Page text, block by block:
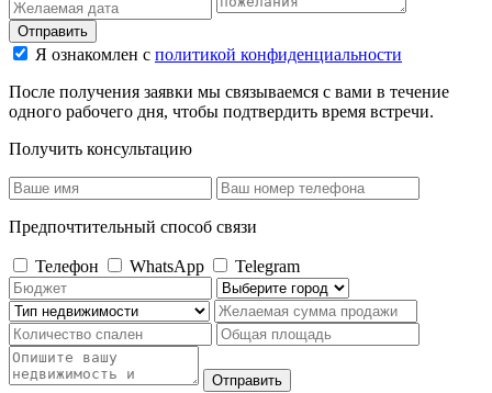
Отправить
Я ознакомлен с политикой конфиденциальности
После получения заявки мы связываемся с вами в течение
одного рабочего дня, чтобы подтвердить время встречи.
Получить консультацию
Предпочтительный способ связи
Телефон WhatsApp Telegram
Отправить